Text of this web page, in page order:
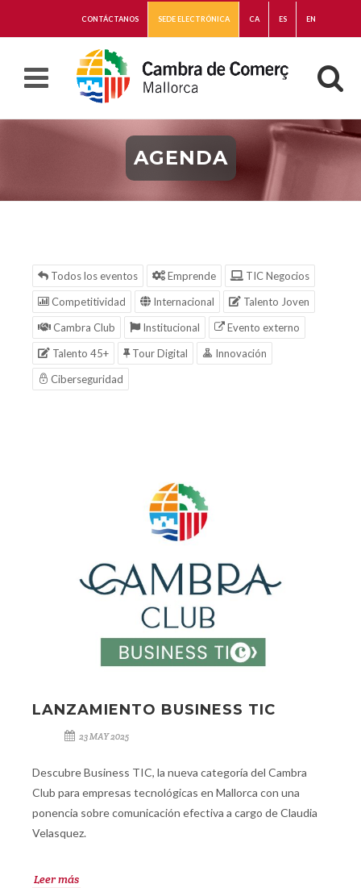
CONTÁCTANOS SEDE ELECTRÓNICA CA ES EN
AGENDA
Todos los eventos Emprende
TIC Negocios
Competitividad
Internacional
Talento Joven
Cambra Club
Institucional
Evento externo
Talento 45+
Tour Digital
Innovación
Ciberseguridad
LANZAMIENTO BUSINESS TIC
23 MAY 2025
Descubre Business TIC, la nueva categoría del Cambra
Club para empresas tecnológicas en Mallorca con una
ponencia sobre comunicación efectiva a cargo de Claudia
Velasquez.
Leer más